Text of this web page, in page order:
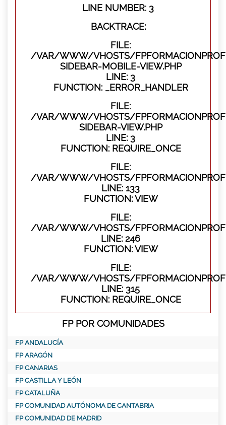
LINE NUMBER: 3
BACKTRACE:
FILE:
/VAR/WWW/VHOSTS/
SIDEBAR-MOBILE-VIEW.PHP
LINE: 3
FUNCTION: _ERROR_HANDLER
FILE:
/VAR/WWW/VHOSTS/
SIDEBAR-VIEW.PHP
LINE: 3
FUNCTION: REQUIRE_ONCE
FILE:
/VAR/WWW/VHOSTS/
LINE: 133
FUNCTION: VIEW
FILE:
/VAR/WWW/VHOSTS/
LINE: 246
FUNCTION: VIEW
FILE:
/VAR/WWW/VHOSTS/
LINE: 315
FUNCTION: REQUIRE_ONCE
FP POR COMUNIDADES
FP ANDALUCÍA
FP ARAGÓN
FP CANARIAS
FP CASTILLA Y LEÓN
FP CATALUÑA
FP COMUNIDAD AUTÓNOMA DE CANTABRIA
FP COMUNIDAD DE MADRID